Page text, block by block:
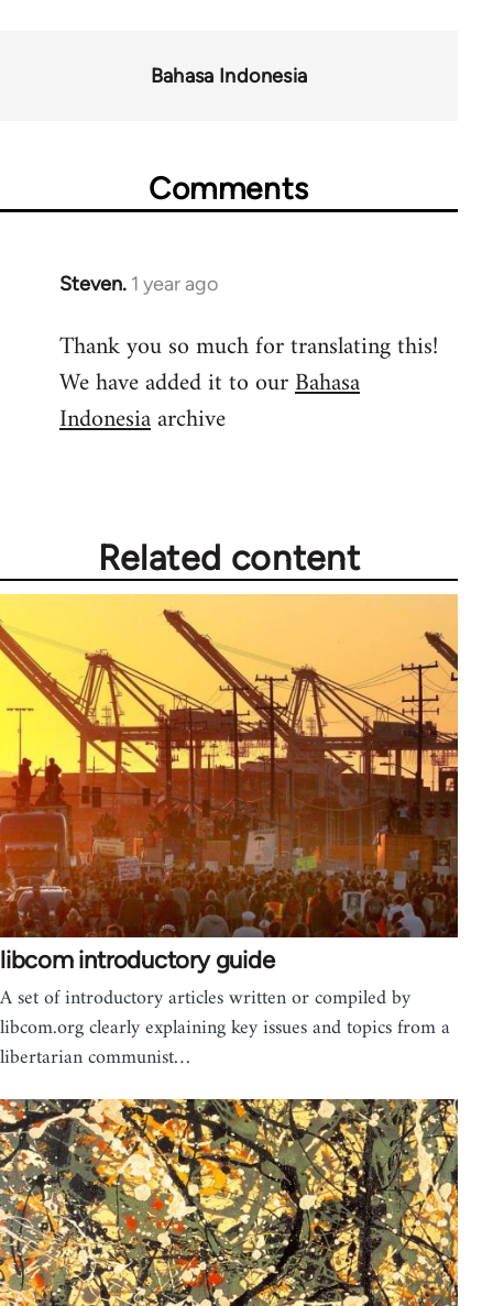
Bahasa Indonesia
Comments
Steven. 1 year ago
Thank you so much for translating this!
We have added it to ourBahasa
Indonesiaarchive
Related content
libcom introductory guide
A set of introductory articles written or compiled by
libcom.org clearly explaining key issues and topics from a
libertarian communist…